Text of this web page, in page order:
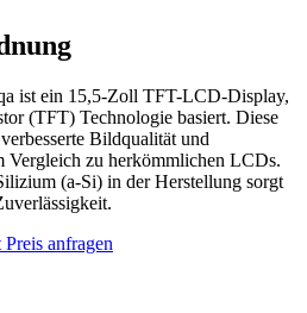
ist ein 15,5-Zoll TFT-LCD-Display,
(TFT) Technologie basiert. Diese
Bildqualität und
Vergleich zu herkömmlichen LCDs.
(a-Si) in der Herstellung sorgt
Preis anfragen